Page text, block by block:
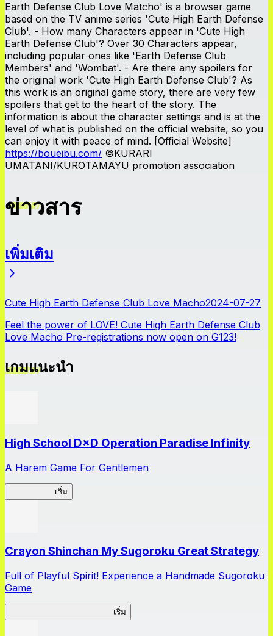
Earth Defense Club Love Matcho' is a browser game
based on the TV anime series 'Cute High Earth Defense
Club'. - How many Characters appear in 'Cute High
Earth Defense Club'? Over 30 Characters appear,
including popular ones like 'Earth Defense Club
Members' and 'Wombat'. - Are there any spoilers for
the original work 'Cute High Earth Defense Club'? As
this work is an original game story, there are very few
spoilers that get to the heart of the story. The
information is about the character settings and is at the
level of what is published on the official website, so you
can enjoy it with peace of mind. [Official Website]
https://boueibu.com/ ©KURARI
UMATANI/KUROTAMAYU promotion association
ข่าวสาร
เพิ่มเติม
Cute High Earth Defense Club Love Macho2024-07-27
Feel the power of LOVE! Cute High Earth Defense Club
Love Macho Pre-registrations now open on G123!
เกมแนะนำ
High School D×D Operation Paradise Infinity
A Harem Game For Gentlemen
เริ่ม
Crayon Shinchan My Sugoroku Great Strategy
Full of Playful Spirit! Experience a Handmade Sugoroku
Game
เริ่ม